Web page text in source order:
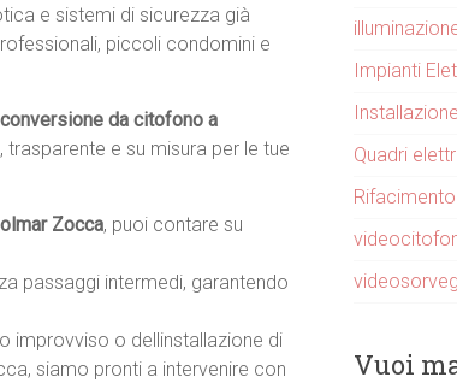
e sistemi di sicurezza già
piccoli condomini e
conversione da citofono a
e su misura per le tue
Zocca, puoi contare su
passaggi intermedi, garantendo
improvviso o dellinstallazione di
siamo pronti a intervenire con
Impianti
Quadri
Vuoi